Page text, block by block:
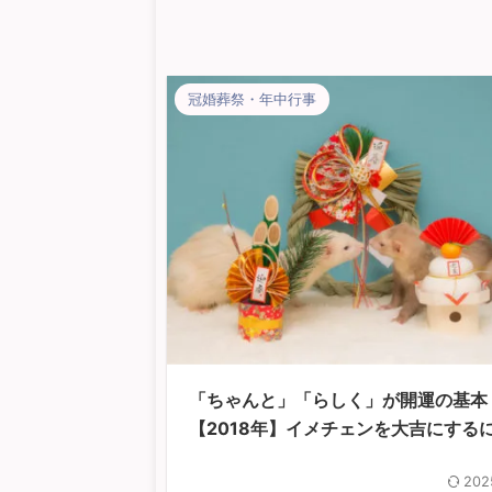
冠婚葬祭・年中行事
「ちゃんと」「らしく」が開運の基本
【2018年】イメチェンを大吉にする